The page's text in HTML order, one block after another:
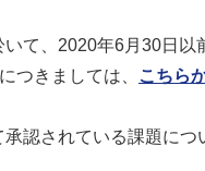
て、2020年6月30日
つきましては、
こちら
認されている課題に